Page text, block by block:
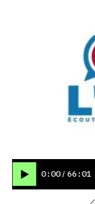
0:00 / 66:01